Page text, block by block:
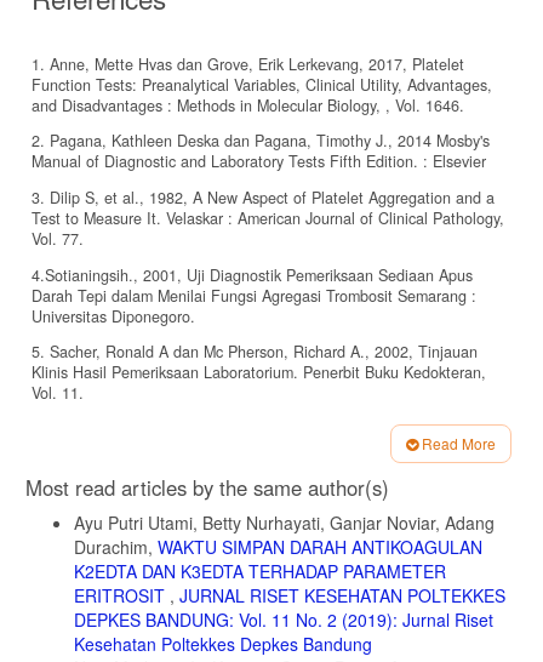
1. Anne, Mette Hvas dan Grove, Erik Lerkevang, 2017, Platelet
Function Tests: Preanalytical Variables, Clinical Utility, Advantages,
and Disadvantages : Methods in Molecular Biology, , Vol. 1646.
2. Pagana, Kathleen Deska dan Pagana, Timothy J., 2014 Mosby's
Manual of Diagnostic and Laboratory Tests Fifth Edition. : Elsevier
3. Dilip S, et al., 1982, A New Aspect of Platelet Aggregation and a
Test to Measure It. Velaskar : American Journal of Clinical Pathology,
Vol. 77.
4.Sotianingsih., 2001, Uji Diagnostik Pemeriksaan Sediaan Apus
Darah Tepi dalam Menilai Fungsi Agregasi Trombosit Semarang :
Universitas Diponegoro.
5. Sacher, Ronald A dan Mc Pherson, Richard A., 2002, Tinjauan
Klinis Hasil Pemeriksaan Laboratorium. Penerbit Buku Kedokteran,
Vol. 11.
6. Qi, Ruomei, Yatomi, Yutaka dan Ozaki, Yukio., 2001, Effects of
Incubation Time, Temperature, and Anticoagulants on Platelet
Aggregation in Whole Blood. Yamanashi Japan : Thrombosis
Research, 2001, Vol. 101, 139 - 144.
7. Mondoro, Traci Heath dan Vostal, Jaroslav G. 2002, Cold
temperatures reduce the sensitivity of stored platelets to
disaggregating agents. Platelets, hal. 11-20.
8.Faraday, Nauder dan Rosenfeld, Brian. 1998, In Vitro Hypothermia
Enhances Platelet GPIIb-IIIa Activation and P-Selectin Expression
Anesthesiology, hal. 1579-1585.
Read More
Article
Details
Most read articles by the same author(s)
Ayu Putri Utami, Betty Nurhayati, Ganjar Noviar, Adang
Durachim, WAKTU SIMPAN DARAH ANTIKOAGULAN
K2EDTA DAN K3EDTA TERHADAP PARAMETER
ERITROSIT , JURNAL RISET KESEHATAN POLTEKKES
DEPKES BANDUNG: Vol. 11 No. 2 (2019): Jurnal Riset
Kesehatan Poltekkes Depkes Bandung